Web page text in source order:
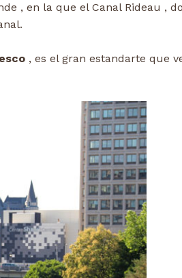
, en la que el Canal Rideau ,
, es el gran estandarte que